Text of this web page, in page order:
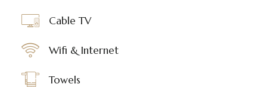
Cable TV
Wifi & Internet
Towels